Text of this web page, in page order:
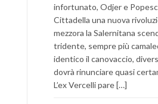
infortunato, Odjer e
Cittadella una nuova
mezzora la Salernitana
tridente, sempre più
identico il canovaccio,
dovrà rinunciare quasi
L’ex Vercelli pare […]